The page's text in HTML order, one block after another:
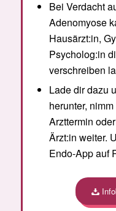
Bei Verdacht
Adenomyose
Hausärzt:in,
Psycholog:in
verschreiben
Lade dir dazu
herunter,
Arzttermin
Ärzt:in weiter.
Endo-App auf